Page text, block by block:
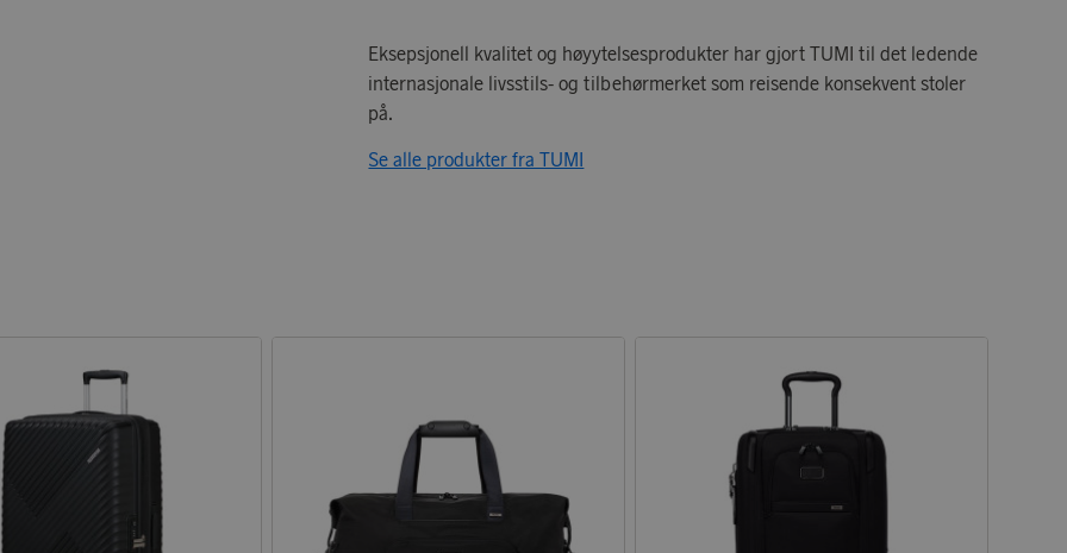
Eksepsjonell kvalitet og høyytelsesprodukter har gjort TUMI til det ledende
internasjonale livsstils- og tilbehørmerket som reisende konsekvent stoler
på.
Se alle produkter fra TUMI